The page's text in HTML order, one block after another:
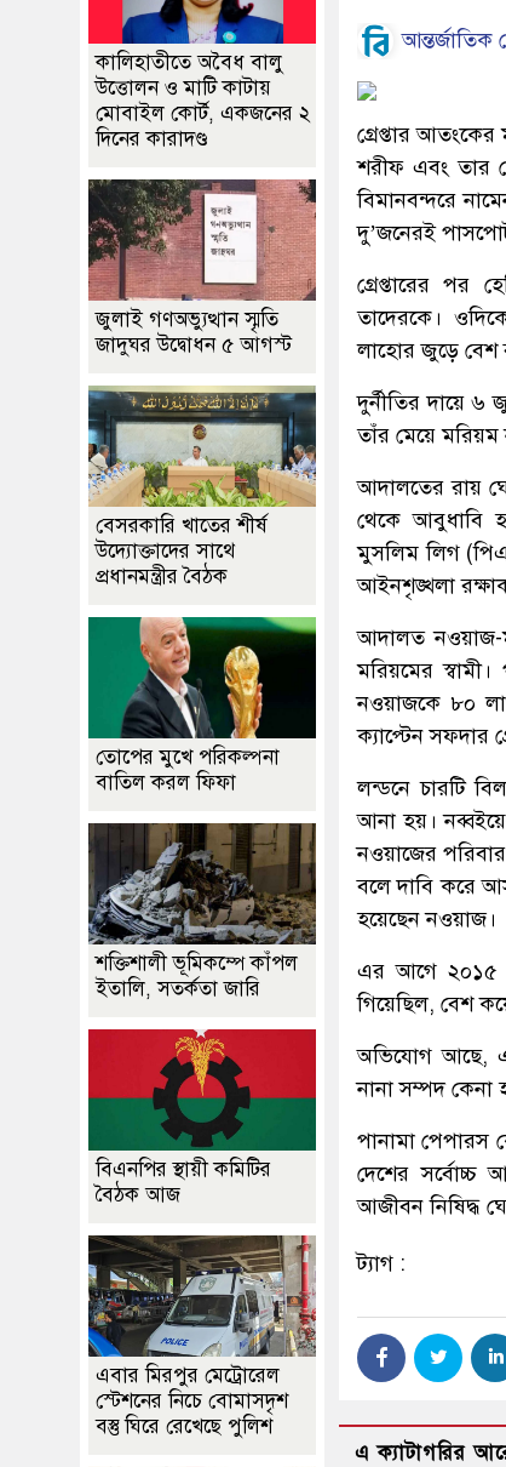
আন্তর্জাতিক
গ্রেপ্তার আতংকের
শরীফ এবং তার
বিমানবন্দরে
দু’জনেরই
গ্রেপ্তারের পর
তাদেরকে।
লাহোর জুড়ে বেশ
দুর্নীতির দায়ে
তাঁর মেয়ে
আদালতের রায়
থেকে আবুধাবি
মুসলিম লিগ
আইনশৃঙ্খলা
আদালত নওয়াজ-
মরিয়মের স্বামী।
নওয়াজকে ৮০
ক্যাপ্টেন সফদার
লন্ডনে চারটি
আনা হয়।
নওয়াজের
বলে দাবি করে
হয়েছেন নওয়াজ।
এর আগে ২০১৫
গিয়েছিল, বেশ
অভিযোগ আছে,
নানা সম্পদ
পানামা পেপারস
দেশের সর্বোচ্চ
আজীবন নিষিদ্ধ
ট্যাগ :
এ ক্যাটাগরির
কালিহাতীতে অবৈধ বালু
উত্তোলন ও মাটি কাটায়
মোবাইল কোর্ট, একজনের ২
দিনের কারাদণ্ড
জুলাই গণঅভ্যুত্থান স্মৃতি
জাদুঘর উদ্বোধন ৫ আগস্ট
বেসরকারি খাতের শীর্ষ
উদ্যোক্তাদের সাথে
প্রধানমন্ত্রীর বৈঠক
তোপের মুখে পরিকল্পনা
বাতিল করল ফিফা
শক্তিশালী ভূমিকম্পে কাঁপল
ইতালি, সতর্কতা জারি
বিএনপির স্থায়ী কমিটির
বৈঠক আজ
এবার মিরপুর মেট্রোরেল
স্টেশনের নিচে বোমাসদৃশ
বস্তু ঘিরে রেখেছে পুলিশ